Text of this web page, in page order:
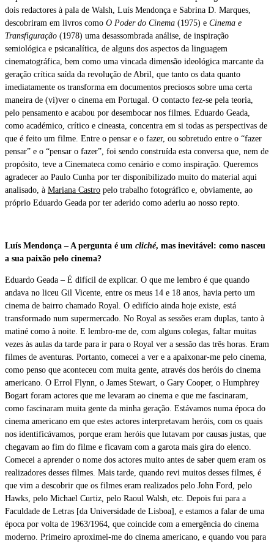
dois redactores à pala de Walsh, Luís Mendonça e Sabrina D. Marques,
descobriram em livros como O Poder do Cinema (1975) e Cinema e
Transfiguração (1978) uma desassombrada análise, de inspiração
semiológica e psicanalítica, de alguns dos aspectos da linguagem
cinematográfica, bem como uma vincada dimensão ideológica marcante da
geração crítica saída da revolução de Abril, que tanto os data quanto
imediatamente os transforma em documentos preciosos sobre uma certa
maneira de (vi)ver o cinema em Portugal. O contacto fez-se pela teoria,
pelo pensamento e acabou por desembocar nos filmes. Eduardo Geada,
como académico, crítico e cineasta, concentra em si todas as perspectivas de
que é feito um filme. Entre o pensar e o fazer, ou sobretudo entre o “fazer
pensar” e o “pensar o fazer”, foi sendo construída esta conversa que, nem de
propósito, teve a Cinemateca como cenário e como inspiração. Queremos
agradecer ao Paulo Cunha por ter disponibilizado muito do material aqui
analisado, à Mariana Castro pelo trabalho fotográfico e, obviamente, ao
próprio Eduardo Geada por ter aderido como aderiu ao nosso repto.
Luís Mendonça – A pergunta é um cliché, mas inevitável: como nasceu
a sua paixão pelo cinema?
Eduardo Geada – É difícil de explicar. O que me lembro é que quando
andava no liceu Gil Vicente, entre os meus 14 e 18 anos, havia perto um
cinema de bairro chamado Royal. O edifício ainda hoje existe, está
transformado num supermercado. No Royal as sessões eram duplas, tanto à
matiné como à noite. E lembro-me de, com alguns colegas, faltar muitas
vezes às aulas da tarde para ir para o Royal ver a sessão das três horas. Eram
filmes de aventuras. Portanto, comecei a ver e a apaixonar-me pelo cinema,
como penso que aconteceu com muita gente, através dos heróis do cinema
americano. O Errol Flynn, o James Stewart, o Gary Cooper, o Humphrey
Bogart foram actores que me levaram ao cinema e que me fascinaram,
como fascinaram muita gente da minha geração. Estávamos numa época do
cinema americano em que estes actores interpretavam heróis, com os quais
nos identificávamos, porque eram heróis que lutavam por causas justas, que
chegavam ao fim do filme e ficavam com a garota mais gira do elenco.
Comecei a aprender o nome dos actores muito antes de saber quem eram os
realizadores desses filmes. Mais tarde, quando revi muitos desses filmes, é
que vim a descobrir que os filmes eram realizados pelo John Ford, pelo
Hawks, pelo Michael Curtiz, pelo Raoul Walsh, etc. Depois fui para a
Faculdade de Letras [da Universidade de Lisboa], e estamos a falar de uma
época por volta de 1963/1964, que coincide com a emergência do cinema
moderno. Primeiro aproximei-me do cinema americano, e quando vou para